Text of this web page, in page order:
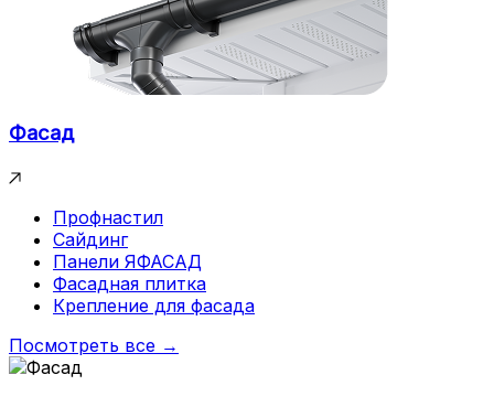
Фасад
Профнастил
Сайдинг
Панели ЯФАСАД
Фасадная плитка
Крепление для фасада
Посмотреть все →